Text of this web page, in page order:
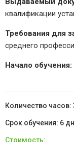
квалификации
Требования для
среднего
Начало обучения:
6